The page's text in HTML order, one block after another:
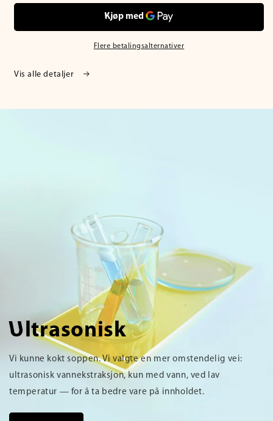
Flere betalingsalternativer
Vis alle detaljer
Ultrasonisk
Vi kunne kokt soppen. Vi valgte en mer omstendelig vei:
ultrasonisk vannekstraksjon, kun med vann, ved lav
temperatur — for å ta bedre vare på innholdet.